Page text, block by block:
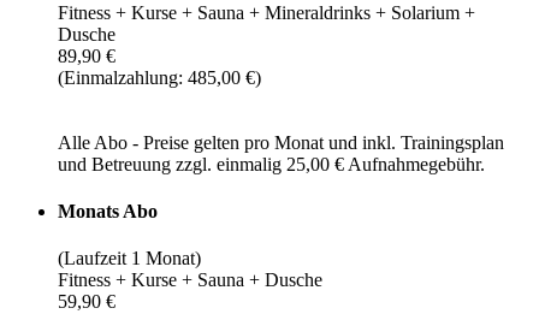
Fitness + Kurse + Sauna + Mineraldrinks + Solarium +
Dusche
89,90 €
(Einmalzahlung: 485,00 €)
Alle Abo - Preise gelten pro Monat und inkl. Trainingsplan
und Betreuung zzgl. einmalig 25,00 € Aufnahmegebühr.
Monats Abo
(Laufzeit 1 Monat)
Fitness + Kurse + Sauna + Dusche
59,90 €